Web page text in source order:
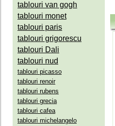
tablouri van gogh
tablouri monet
tablouri paris
tablouri grigorescu
tablouri Dali
tablouri nud
tablouri picasso
tablouri renoir
tablouri rubens
tablouri grecia
tablouri cafea
tablouri michelangelo